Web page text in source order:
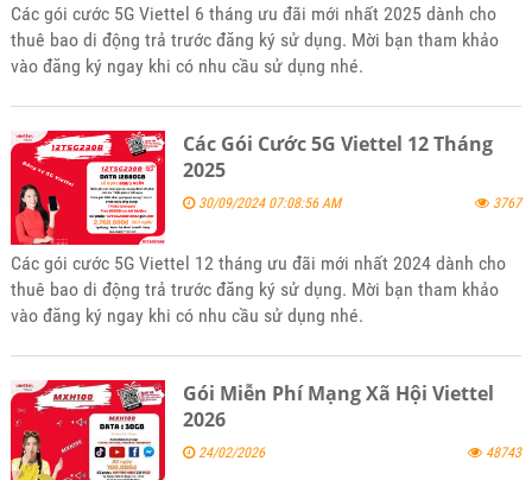
Các gói cước 5G Viettel 6 tháng ưu đãi mới nhất 2025 dành cho
thuê bao di động trả trước đăng ký sử dụng. Mời bạn tham khảo
vào đăng ký ngay khi có nhu cầu sử dụng nhé.
Các Gói Cước 5G Viettel 12 Tháng
2025
30/09/2024 07:08:56 AM 3767
Các gói cước 5G Viettel 12 tháng ưu đãi mới nhất 2024 dành cho
thuê bao di động trả trước đăng ký sử dụng. Mời bạn tham khảo
vào đăng ký ngay khi có nhu cầu sử dụng nhé.
Gói Miễn Phí Mạng Xã Hội Viettel
2026
24/02/2026 48743